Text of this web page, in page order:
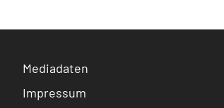
Mediadaten
Impressum